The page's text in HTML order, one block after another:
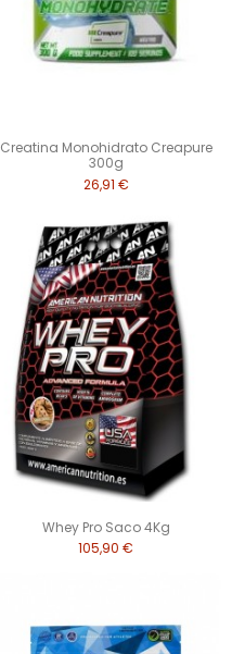
Creatina Monohidrato Creapure
300g
26,91 €
Whey Pro Saco 4Kg
105,90 €